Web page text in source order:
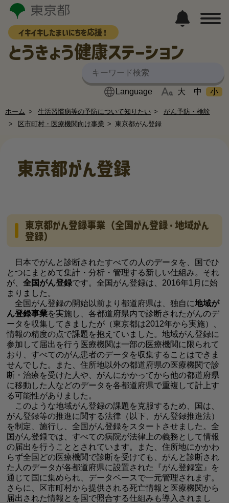
イキイキしたまいにちを応援！
とうきょう健康ステーション
大 中 小
ホーム 生活習慣病等の予防について知りたい
がん予防・検診
区市町村・医療機関向け事業
東京都がん登録
東京都がん登録
東京都がん登録事業（全国がん登録・地域がん
登録）
日本でがんと診断されたすべての人のデータを、国でひ
とつにまとめて集計・分析・管理する新しい仕組み。それ
が、 全国がん登録です。全国がん登録は、2016年1月に始
まりました。
全国がん登録の開始以前より都道府県は、独自に地域が
ん登録事業を実施し、各都道府県内で診断されたがんのデ
ータを収集してきましたが（東京都は2012年から実施）、
情報の精度の点で課題を抱えていました。地域がん登録に
参加して届出を行う医療機関は一部の医療機関に限られて
おり、すべてのがん患者のデータを収集することはできま
せんでした。また、住所地以外の都道府県の医療機関で診
断・治療を受けた人や、がんにかかってから他の都道府県
に移動した人などのデータを各都道府県で重複して計上す
る可能性がありました。
このような地域がん登録の課題を克服するため、国は、
がん登録等の推進に関する法律（以下、がん登録推進法）
を制定、施行し、全国がん登録をスタートさせました。全
国がん登録では、すべての病院が法律上の義務として情報
の届出を行うこととされています。また、住所地にかかわ
らず全国どの医療機関で診断を受けても、がんと診断され
た人のデータが各都道府県に設置された『がん登録室』を
通じて国に集められ、データベースで一元管理されます。
さらに、区市町村から提供される死亡情報と医療機関から
届出された情報とを国で照合する仕組みも導入されまし